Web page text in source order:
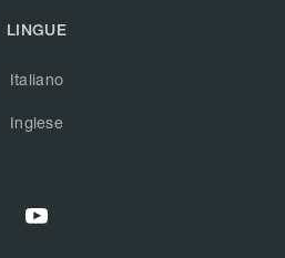
LINGUE
Italiano
Inglese